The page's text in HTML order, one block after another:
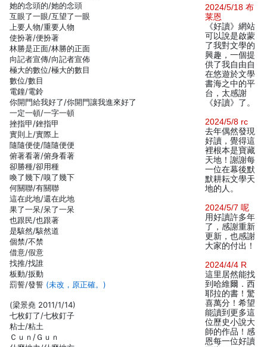
她的念頭的/她的念頭
互眼了一眼/互望了一眼
上要人物/重要人物
使扮著/便扮著
林勝是正面/林勝的正面
向記者宣傳/向記者宣佈
極大的數位/極大的數目
數位/數目
電鐘/電鈴
你開門給我好了/你開門讓我進來好了
一定一頓/一字一頓
挫指甲/銼指甲
實則上/實際上
隨隨便使/隨隨便便
俯著看著/俯身看著
卻勝種/卻用種
喚了幾下/嗅了幾下
何關聯/有關聯
這在此地/還在此地
果了一呆/呆了一呆
也跟民/也跟著
是駭然/駭然道
個禁/不禁
借意/假意
找推/找誰
板動/扳動
罰誓/發誓 (未改，原正確。)
(梁景堯 2011/1/14)
七枚釘了/七枚釘子
粘士/粘土
Ｃｕｎ/Ｇｕｎ
2024/5/18 布
莱恩
《好讀》網站
可以說是啟蒙
了我對文學的
興趣，一個提
供了我自由自
在悠遊於文學
書海之中的平
台，太感謝
《好讀》了。
2024/5/8 rc
去年偶然發現
好讀，覺得這
裡根本是寶藏
天地！謝謝每
一位在幕後默
默耕耘文學天
地的人。
2024/5/7 呢
用好讀許多年
了，感謝重新
更新，也感謝
大家的付出！
2024/4/4 R
這里居然能找
到哈維爾．西
耶拉的書！驚
喜萬分！希望
能讀到更多這
位歷史小說大
師的作品！感
恩每一位好讀